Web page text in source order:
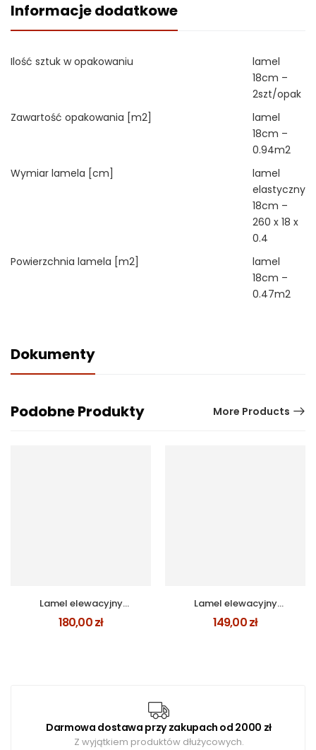
Informacje dodatkowe
Ilość sztuk w opakowaniu
lamel
18cm –
2szt/opak
Zawartość opakowania [m2]
lamel
18cm –
0.94m2
Wymiar lamela [cm]
lamel
elastyczny
18cm –
260 x 18 x
0.4
Powierzchnia lamela [m2]
lamel
18cm –
0.47m2
Dokumenty
Podobne Produkty More Products
Lamel elewacyjny
Mahoń zestaw na 1m2
180,00zł
Lamel elewacyjny
SZARY KLASYCZNY
149,00zł
Darmowa dostawa przy zakupach od 2000 zł
Z wyjątkiem produktów dłużycowych.